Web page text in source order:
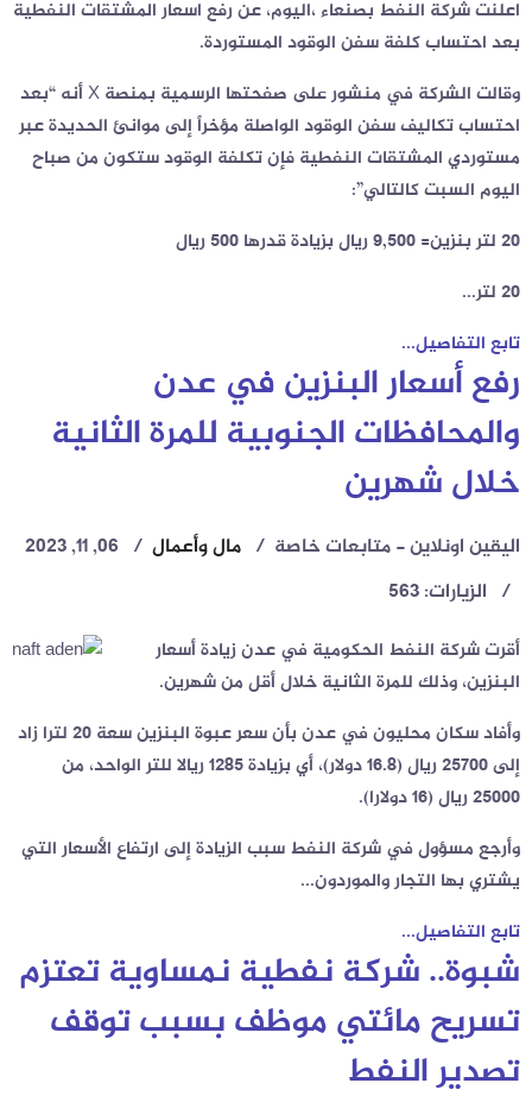
اعلنت شركة النفط بصنعاء ،اليوم، عن رفع اسعار المشتقات النفطية
بعد احتساب كلفة سفن الوقود المستوردة.
وقالت الشركة في منشور على صفحتها الرسمية بمنصة X أنه “‏بعد
احتساب تكاليف سفن الوقود الواصلة مؤخراً إلى موانئ الحديدة عبر
مستوردي المشتقات النفطية فإن تكلفة الوقود ستكون من صباح
اليوم السبت كالتالي”:
20 لتر بنزين= 9,500 ريال بزيادة قدرها 500 ريال
20 لتر...
تابع التفاصيل...
رفع أسعار البنزين في عدن
والمحافظات الجنوبية للمرة الثانية
خلال شهرين
اليقين اونلاين - متابعات خاصة مال وأعمال
06, 11, 2023
الزيارات: 563
أقرت شركة النفط الحكومية في عدن زيادة أسعار
البنزين، وذلك للمرة الثانية خلال أقل من شهرين.
وأفاد سكان محليون في عدن بأن سعر عبوة البنزين سعة 20 لترا زاد
إلى 25700 ريال (16.8 دولار)، أي بزيادة 1285 ريالا للتر الواحد، من
25000 ريال (16 دولارا).
وأرجع مسؤول في شركة النفط سبب الزيادة إلى ارتفاع الأسعار التي
يشتري بها التجار والموردون...
تابع التفاصيل...
شبوة.. شركة نفطية نمساوية تعتزم
تسريح مائتي موظف بسبب توقف
تصدير النفط